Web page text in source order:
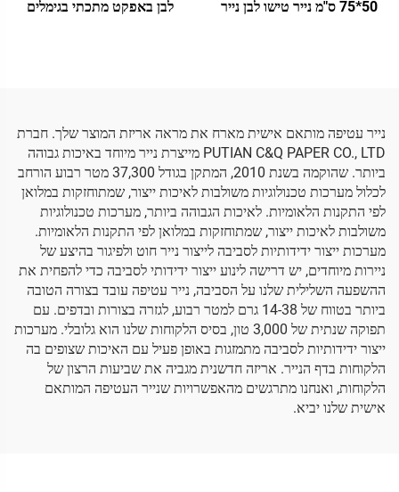
50*75 ס"מ נייר טישו לבן נייר
לבן באפקט מתכתי בגימלים
נייר עטיפה מותאם אישית מארח את מראה אריזת המוצר שלך. חברת
PUTIAN C&Q PAPER CO., LTD מייצרת נייר מיוחד באיכות גבוהה
ביותר. שהוקמה בשנת 2010, המתקן בגודל 37,300 מטר רבוע הורחב
לכלול מערכות טכנולוגיות משולבות לאיכות ייצור, שמתוחזקות במלואן
לפי התקנות הלאומיות. לאיכות הגבוהה ביותר, מערכות טכנולוגיות
משולבות לאיכות ייצור, שמתוחזקות במלואן לפי התקנות הלאומיות.
מערכות ייצור ידידותיות לסביבה לייצור נייר חוט ולפיגור בהיצע של
ניירות מיוחדים, יש דרישה לינוע ייצור ידידותי לסביבה כדי להפחית את
ההשפעה השלילית שלנו על הסביבה, נייר עטיפה עובד בצורה הטובה
ביותר בטווח של 14-38 גרם למטר רבוע, לגזרה בצורות ובדפים. עם
תפוקה שנתית של 3,000 טון, בסיס הלקוחות שלנו הוא גלובלי. מערכות
ייצור ידידותיות לסביבה מתמזגות באופן פעיל עם האיכות שצופים בה
הלקוחות בדף הנייר. אריזה חדשנית מגביה את שביעות הרצון של
הלקוחות, ואנחנו מתרגשים מהאפשרויות שנייר העטיפה המותאם
אישית שלנו יביא.